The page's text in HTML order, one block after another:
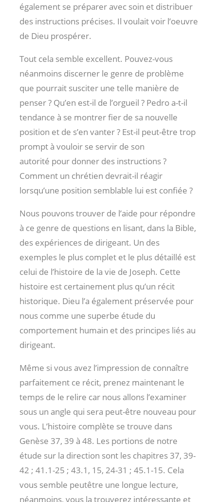
également se préparer avec soin et distribuer
des instructions précises. Il voulait voir l’oeuvre
de Dieu prospérer.
Tout cela semble excellent. Pouvez-vous
néanmoins discerner le genre de problème
que pourrait susciter une telle manière de
penser ? Qu’en est-il de l’orgueil ? Pedro a-t-il
tendance à se montrer fier de sa nouvelle
position et de s’en vanter ? Est-il peut-être trop
prompt à vouloir se servir de son
autorité pour donner des instructions ?
Comment un chrétien devrait-il réagir
lorsqu’une position semblable lui est confiée ?
Nous pouvons trouver de l’aide pour répondre
à ce genre de questions en lisant, dans la Bible,
des expériences de dirigeant. Un des
exemples le plus complet et le plus détaillé est
celui de l’histoire de la vie de Joseph. Cette
histoire est certainement plus qu’un récit
historique. Dieu l’a également préservée pour
nous comme une superbe étude du
comportement humain et des principes liés au
dirigeant.
Même si vous avez l’impression de connaître
parfaitement ce récit, prenez maintenant le
temps de le relire car nous allons l’examiner
sous un angle qui sera peut-être nouveau pour
vous. L’histoire complète se trouve dans
Genèse 37, 39 à 48. Les portions de notre
étude sur la direction sont les chapitres 37, 39-
42 ; 41.1-25 ; 43.1, 15, 24-31 ; 45.1-15. Cela
vous semble peutêtre une longue lecture,
néanmoins, vous la trouverez intéressante et